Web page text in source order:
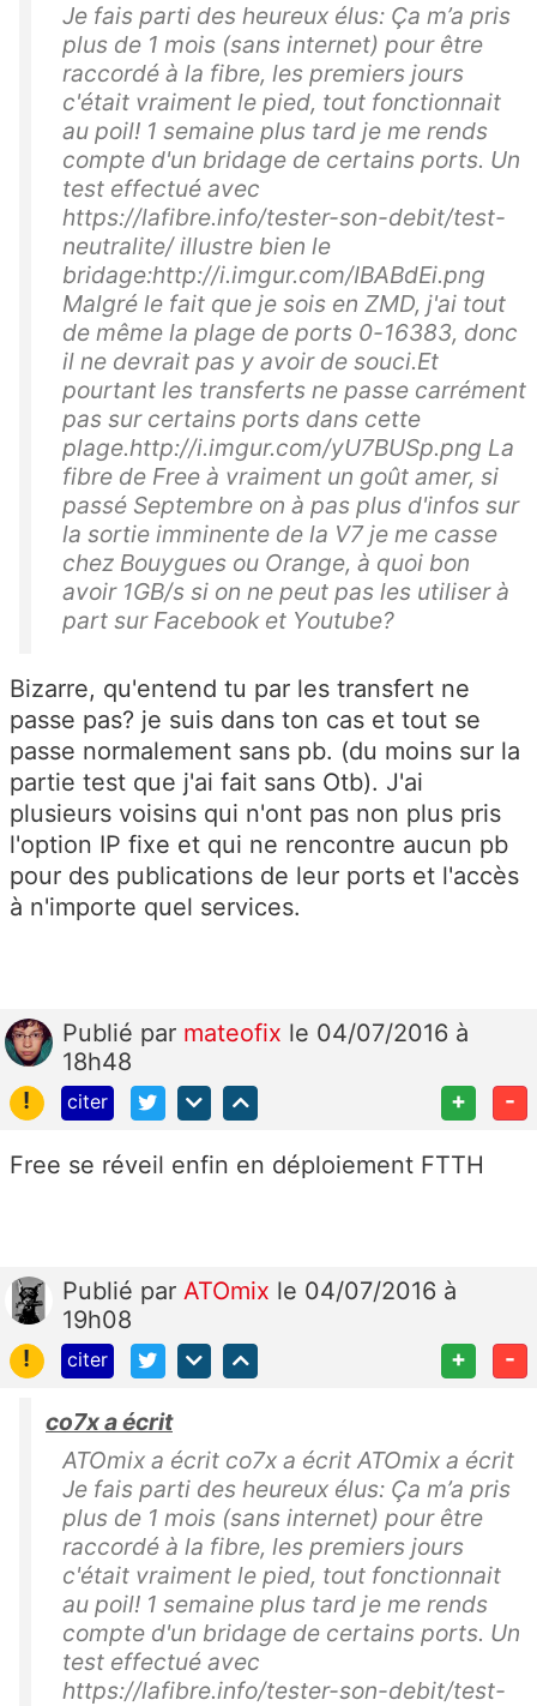
Je fais parti des heureux élus: Ça m’a pris
plus de 1 mois (sans internet) pour être
raccordé à la fibre, les premiers jours
c'était vraiment le pied, tout fonctionnait
au poil! 1 semaine plus tard je me rends
compte d'un bridage de certains ports. Un
test effectué avec
https://lafibre.info/tester-son-debit/test-
neutralite/ illustre bien le
bridage:http://i.imgur.com/IBABdEi.png
Malgré le fait que je sois en ZMD, j'ai tout
de même la plage de ports 0-16383, donc
il ne devrait pas y avoir de souci.Et
pourtant les transferts ne passe carrément
pas sur certains ports dans cette
plage.http://i.imgur.com/yU7BUSp.png La
fibre de Free à vraiment un goût amer, si
passé Septembre on à pas plus d'infos sur
la sortie imminente de la V7 je me casse
chez Bouygues ou Orange, à quoi bon
avoir 1GB/s si on ne peut pas les utiliser à
part sur Facebook et Youtube?
Bizarre, qu'entend tu par les transfert ne
passe pas? je suis dans ton cas et tout se
passe normalement sans pb. (du moins sur la
partie test que j'ai fait sans Otb). J'ai
plusieurs voisins qui n'ont pas non plus pris
l'option IP fixe et qui ne rencontre aucun pb
pour des publications de leur ports et l'accès
à n'importe quel services.
Publié par mateofix le 04/07/2016 à
18h48
!
citer + -
Free se réveil enfin en déploiement FTTH
Publié par ATOmix le 04/07/2016 à
19h08
!
citer + -
co7x a écrit
ATOmix a écrit co7x a écrit ATOmix a écrit
Je fais parti des heureux élus: Ça m’a pris
plus de 1 mois (sans internet) pour être
raccordé à la fibre, les premiers jours
c'était vraiment le pied, tout fonctionnait
au poil! 1 semaine plus tard je me rends
compte d'un bridage de certains ports. Un
test effectué avec
https://lafibre.info/tester-son-debit/test-